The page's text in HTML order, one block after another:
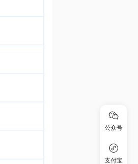
公众号
支付宝